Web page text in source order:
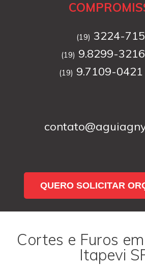
(19) 3224-
(19) 9.8299-3216
(19) 9.7109-0421
QUERO SOLICITAR
Cortes e Furos
Itapevi